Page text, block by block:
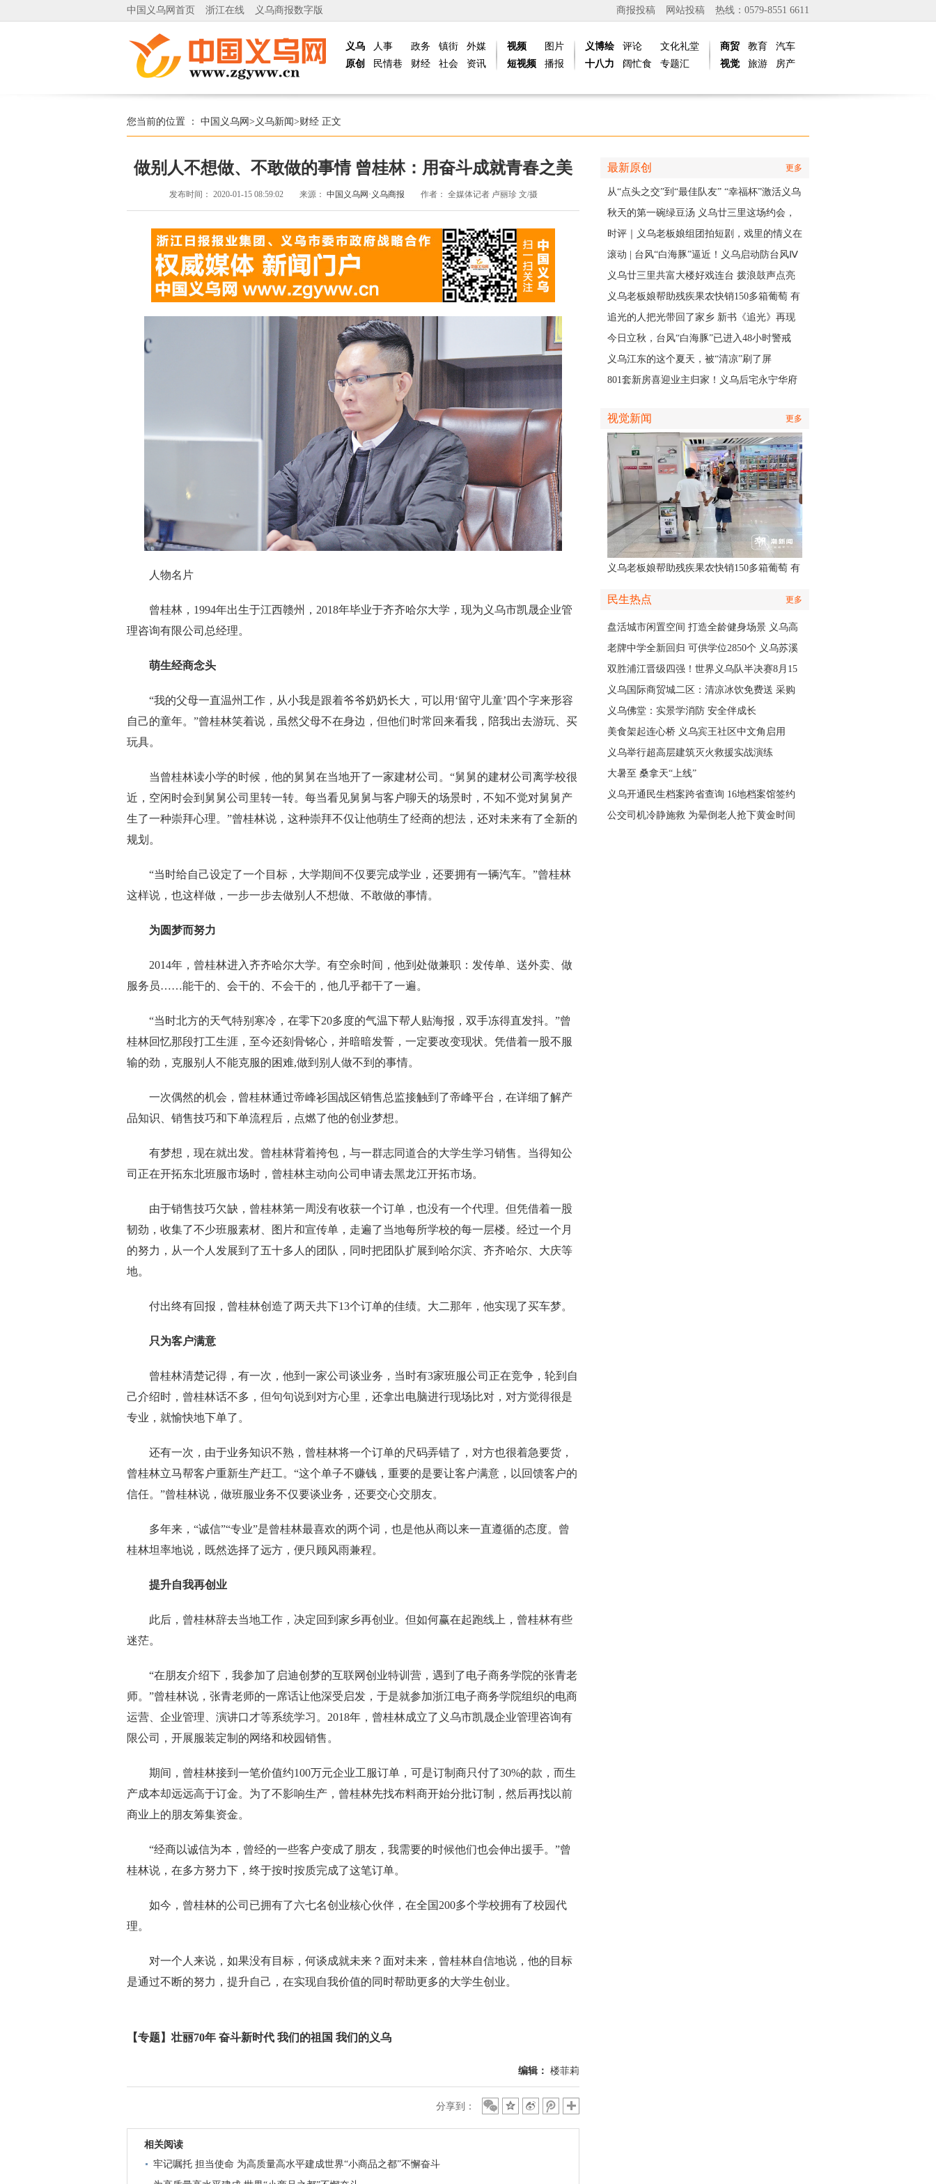
中国义乌网首页 浙江在线 义乌商报数字版 热线：0579-8551 6611
网站投稿
商报投稿
义乌
原创
人事
民情巷
政务
财经
镇街
社会
外媒
资讯
视频
短视频
图片
播报
义博绘
十八力
评论
阔忙食
文化礼堂
专题汇
商贸
视觉
教育
旅游
汽车
房产
您当前的位置 ： 中国义乌网 > 义乌新闻>财经 正文
做别人不想做、不敢做的事情 曾桂林：用奋斗成就青春之美
发布时间： 2020-01-15 08:59:02 来源： 中国义乌网·义乌商报 作者： 全媒体记者 卢丽珍 文/摄
人物名片
曾桂林，1994年出生于江西赣州，2018年毕业于齐齐哈尔大学，现为义乌市凯晟企业管
理咨询有限公司总经理。
萌生经商念头
“我的父母一直温州工作，从小我是跟着爷爷奶奶长大，可以用‘留守儿童’四个字来形容
自己的童年。”曾桂林笑着说，虽然父母不在身边，但他们时常回来看我，陪我出去游玩、买
玩具。
当曾桂林读小学的时候，他的舅舅在当地开了一家建材公司。“舅舅的建材公司离学校很
近，空闲时会到舅舅公司里转一转。每当看见舅舅与客户聊天的场景时，不知不觉对舅舅产
生了一种崇拜心理。”曾桂林说，这种崇拜不仅让他萌生了经商的想法，还对未来有了全新的
规划。
“当时给自己设定了一个目标，大学期间不仅要完成学业，还要拥有一辆汽车。”曾桂林
这样说，也这样做，一步一步去做别人不想做、不敢做的事情。
为圆梦而努力
2014年，曾桂林进入齐齐哈尔大学。有空余时间，他到处做兼职：发传单、送外卖、做
服务员……能干的、会干的、不会干的，他几乎都干了一遍。
“当时北方的天气特别寒冷，在零下20多度的气温下帮人贴海报，双手冻得直发抖。”曾
桂林回忆那段打工生涯，至今还刻骨铭心，并暗暗发誓，一定要改变现状。凭借着一股不服
输的劲，克服别人不能克服的困难,做到别人做不到的事情。
一次偶然的机会，曾桂林通过帝峰衫国战区销售总监接触到了帝峰平台，在详细了解产
品知识、销售技巧和下单流程后，点燃了他的创业梦想。
有梦想，现在就出发。曾桂林背着挎包，与一群志同道合的大学生学习销售。当得知公
司正在开拓东北班服市场时，曾桂林主动向公司申请去黑龙江开拓市场。
由于销售技巧欠缺，曾桂林第一周没有收获一个订单，也没有一个代理。但凭借着一股
韧劲，收集了不少班服素材、图片和宣传单，走遍了当地每所学校的每一层楼。经过一个月
的努力，从一个人发展到了五十多人的团队，同时把团队扩展到哈尔滨、齐齐哈尔、大庆等
地。
付出终有回报，曾桂林创造了两天共下13个订单的佳绩。大二那年，他实现了买车梦。
只为客户满意
曾桂林清楚记得，有一次，他到一家公司谈业务，当时有3家班服公司正在竞争，轮到自
己介绍时，曾桂林话不多，但句句说到对方心里，还拿出电脑进行现场比对，对方觉得很是
专业，就愉快地下单了。
还有一次，由于业务知识不熟，曾桂林将一个订单的尺码弄错了，对方也很着急要货，
曾桂林立马帮客户重新生产赶工。“这个单子不赚钱，重要的是要让客户满意，以回馈客户的
信任。”曾桂林说，做班服业务不仅要谈业务，还要交心交朋友。
多年来，“诚信”“专业”是曾桂林最喜欢的两个词，也是他从商以来一直遵循的态度。曾
桂林坦率地说，既然选择了远方，便只顾风雨兼程。
提升自我再创业
此后，曾桂林辞去当地工作，决定回到家乡再创业。但如何赢在起跑线上，曾桂林有些
迷茫。
“在朋友介绍下，我参加了启迪创梦的互联网创业特训营，遇到了电子商务学院的张青老
师。”曾桂林说，张青老师的一席话让他深受启发，于是就参加浙江电子商务学院组织的电商
运营、企业管理、演讲口才等系统学习。2018年，曾桂林成立了义乌市凯晟企业管理咨询有
限公司，开展服装定制的网络和校园销售。
期间，曾桂林接到一笔价值约100万元企业工服订单，可是订制商只付了30%的款，而生
产成本却远远高于订金。为了不影响生产，曾桂林先找布料商开始分批订制，然后再找以前
商业上的朋友筹集资金。
“经商以诚信为本，曾经的一些客户变成了朋友，我需要的时候他们也会伸出援手。”曾
桂林说，在多方努力下，终于按时按质完成了这笔订单。
如今，曾桂林的公司已拥有了六七名创业核心伙伴，在全国200多个学校拥有了校园代
理。
对一个人来说，如果没有目标，何谈成就未来？面对未来，曾桂林自信地说，他的目标
是通过不断的努力，提升自己，在实现自我价值的同时帮助更多的大学生创业。
【专题】壮丽70年 奋斗新时代 我们的祖国 我们的义乌
编辑： 楼菲莉
分享到：
相关阅读
牢记嘱托 担当使命 为高质量高水平建成世界“小商品之都”不懈奋斗
最新原创 更多
从“点头之交”到“最佳队友” “幸福杯”激活义乌
稠江邻里情
秋天的第一碗绿豆汤 义乌廿三里这场约会，
主角是快递小哥
时评｜义乌老板娘组团拍短剧，戏里的情义在
现实中有了回响
滚动 | 台风“白海豚”逼近！义乌启动防台风Ⅳ
级应急响应
义乌廿三里共富大楼好戏连台 拨浪鼓声点亮
乡村之夜
义乌老板娘帮助残疾果农快销150多箱葡萄 有
人认出她还主演了部短剧
追光的人把光带回了家乡 新书《追光》再现
义商与一座城的双向奔赴
今日立秋，台风“白海豚”已进入48小时警戒
线，义乌风雨时间、雨量公布
义乌江东的这个夏天，被“清凉”刷了屏
801套新房喜迎业主归家！义乌后宅永宁华府
视觉新闻 更多
义乌老板娘帮助残疾果农快销150多箱葡萄 有
民生热点 更多
盘活城市闲置空间 打造全龄健身场景 义乌高
质量落地省级文体民生实事
老牌中学全新回归 可供学位2850个 义乌苏溪
中学9月投用
双胜浦江晋级四强！世界义乌队半决赛8月15
日主场开打
义乌国际商贸城二区：清凉冰饮免费送 采购
商可就近领取
义乌佛堂：实景学消防 安全伴成长
美食架起连心桥 义乌宾王社区中文角启用
义乌举行超高层建筑灭火救援实战演练
大暑至 桑拿天“上线”
义乌开通民生档案跨省查询 16地档案馆签约
合作
公交司机冷静施救 为晕倒老人抢下黄金时间